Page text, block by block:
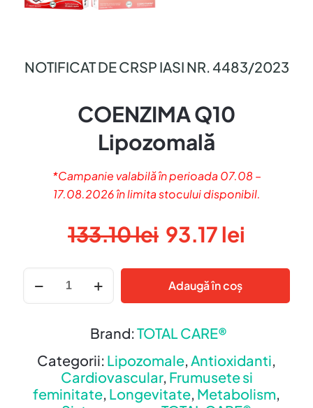
NOTIFICAT DE CRSP IASI NR. 4483/2023
COENZIMA Q10
Lipozomală
*Campanie valabilă în perioada 07.08 –
17.08.2026 în limita stocului disponibil.
133.10lei Prețul
a
fost:
93.17lei
este:
93.17
Cantitate
COENZIMA
Q10
Lipozomală
Adaugă în coș
Categorii: Lipozomale, Antioxidanti,
Cardiovascular, Frumusete si
feminitate, Longevitate, Metabolism,
Brand:TOTAL CARE®